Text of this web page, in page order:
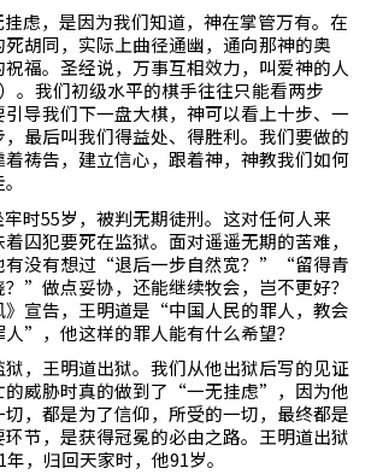
虑，是因为我们知道，神在掌管万有。在
胡同，实际上曲径通幽，通向那神的奥
福。圣经说，万事互相效力，叫爱神的人
）。我们初级水平的棋手往往只能看两步
导我们下一盘大棋，神可以看上十步、一
最后叫我们得益处、得胜利。我们要做的
祷告，建立信心，跟着神，神教我们如何
时55岁，被判无期徒刑。这对任何人来
囚犯要死在监狱。面对遥遥无期的苦难，
有没有想过“退后一步自然宽？”“留得青
”做点妥协，还能继续牧会，岂不更好？
宣告，王明道是 “中国人民的罪人，教会
” ，他这样的罪人能有什么希望？
狱，王明道出狱。我们从他出狱后写的见证
的威胁时真的做到了“一无挂虑”，因为他
，都是为了信仰，所受的一切，最终都是
节，是获得冠冕的必由之路。王明道出狱
年，归回天家时，他91岁。